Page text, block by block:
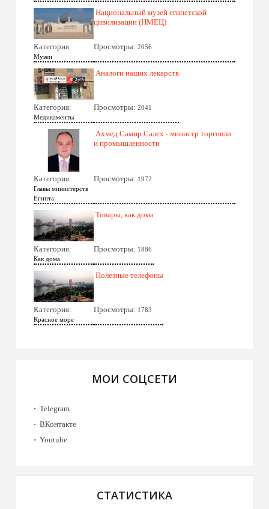
Национальный музей египетской
цивилизации (НМЕЦ)
Категория:
Музеи
Просмотры: 2056
Аналоги наших лекарств
Категория:
Медикаменты
Просмотры: 2041
Ахмед Самир Салех - министр торговли
и промышленности
Категория:
Главы министерств
Египта
Просмотры: 1972
Товары, как дома
Категория:
Как дома
Просмотры: 1886
Полезные телефоны
Категория:
Красное море
Просмотры: 1783
МОИ СОЦСЕТИ
Telegram
ВКонтакте
Youtube
СТАТИСТИКА